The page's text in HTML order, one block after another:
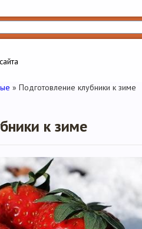
» Подготовление клубники к зиме
к зиме